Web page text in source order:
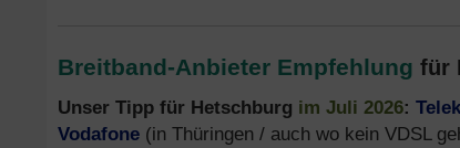
Breitband-Anbieter Empfehlung für
Unser Tipp für Hetschburg im Juli 2026:
Vodafone (in Thüringen / auch wo kein VDSL